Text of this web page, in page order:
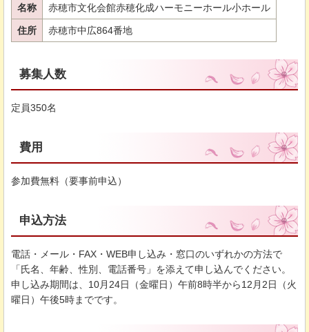
名称 赤穂市文化会館赤穂化成ハーモニーホール小ホール
住所 赤穂市中広864番地
募集人数
定員350名
費用
参加費無料（要事前申込）
申込方法
電話・メール・FAX・WEB申し込み・窓口のいずれかの方法で
「氏名、年齢、性別、電話番号」を添えて申し込んでください。
申し込み期間は、10月24日（金曜日）午前8時半から12月2日（火
曜日）午後5時までです。